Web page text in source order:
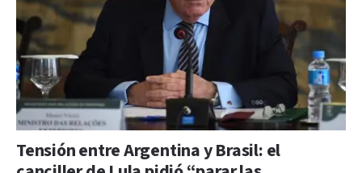
Tensión entre Argentina y Brasil: el